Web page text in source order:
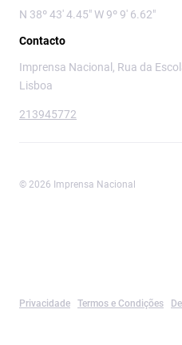
N 38º 43' 4.45" W 9º 9' 6.62"
Contacto
Imprensa Nacional, Rua da
Lisboa
213945772
© 2026 Imprensa Nacional
Privacidade Termos e Condições